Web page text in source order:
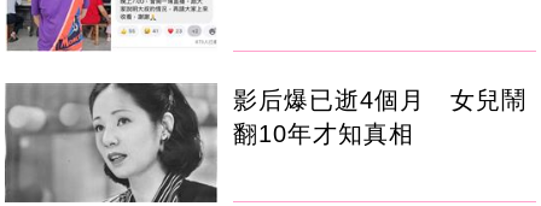
影后爆已逝4個月 女兒鬧
翻10年才知真相